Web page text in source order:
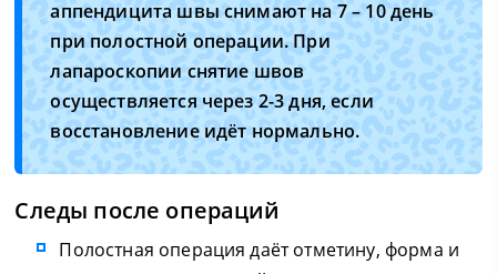
аппендицита швы снимают на 7 – 10 день
при полостной операции. При
лапароскопии снятие швов
осуществляется через 2-3 дня, если
восстановление идёт нормально.
Следы после операций
Полостная операция даёт отметину, форма и